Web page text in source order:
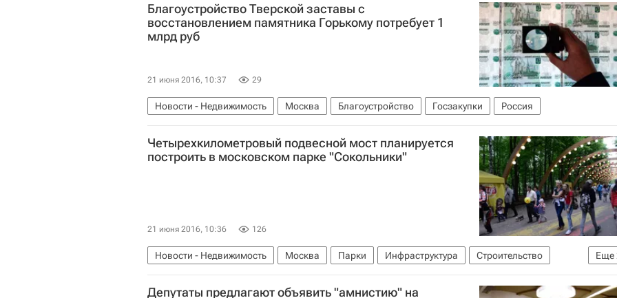
Благоустройство Тверской заставы с
восстановлением памятника Горькому потребует 1
млрд руб
21 июня 2016, 10:37 29
Новости - Недвижимость Москва Благоустройство Госзакупки Россия
Четырехкилометровый подвесной мост планируется
построить в московском парке "Сокольники"
21 июня 2016, 10:36 126
Еще
Новости - Недвижимость Москва Парки Инфраструктура
Строительство
Мосты
Россия
Депутаты предлагают объявить "амнистию" на